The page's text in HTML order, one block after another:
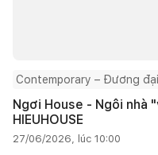
Contemporary – Đương đại
Ngơi House - Ngôi
HIEUHOUSE
27/06/2026, lúc 10:00